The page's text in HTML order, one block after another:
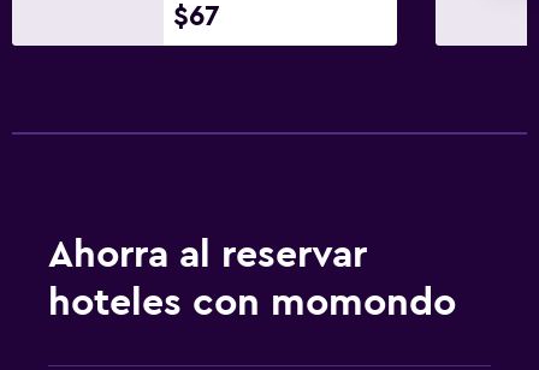
$67
Ahorra al reservar
hoteles con momondo